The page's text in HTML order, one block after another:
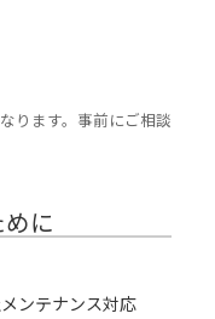
ります。事前にご相談
に
ンテナンス対応